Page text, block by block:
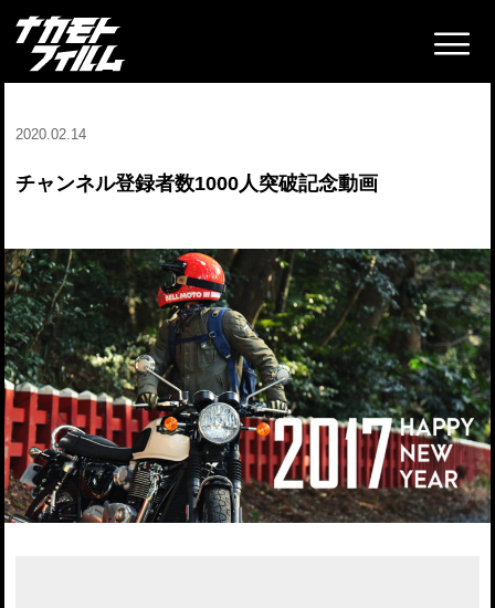
2020.02.14
チャンネル登録者数1000人突破記念動画